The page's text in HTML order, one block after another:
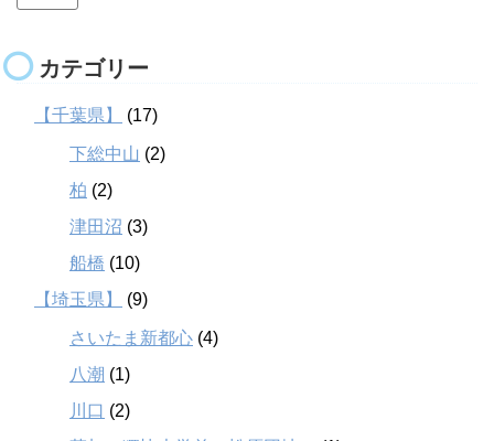
カテゴリー
【千葉県】 (17)
下総中山 (2)
柏 (2)
津田沼 (3)
船橋 (10)
【埼玉県】
(9)
さいたま新都心 (4)
八潮 (1)
川口 (2)